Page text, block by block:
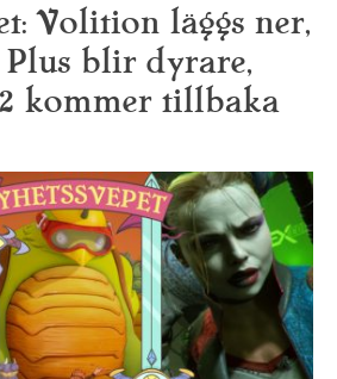
Volition läggs ner,
blir dyrare,
kommer tillbaka